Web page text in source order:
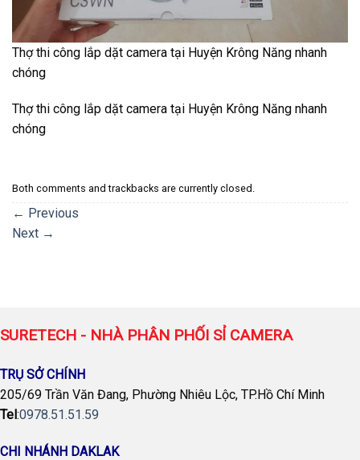
Thợ thi công lắp dặt camera tại Huyện Krông Năng nhanh
chóng
Thợ thi công lắp dặt camera tại Huyện Krông Năng nhanh
chóng
Both comments and trackbacks are currently closed.
← Previous
Next →
SURETECH - NHÀ PHÂN PHỐI SỈ CAMERA
TRỤ SỞ CHÍNH
205/69 Trần Văn Đang, Phường Nhiêu Lộc, TP.Hồ Chí Minh
Tel:0978.51.51.59
CHI NHÁNH DAKLAK